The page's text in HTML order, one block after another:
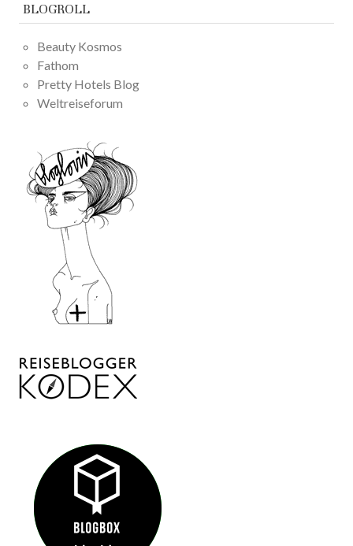
BLOGROLL
Beauty Kosmos
Fathom
Pretty Hotels Blog
Weltreiseforum